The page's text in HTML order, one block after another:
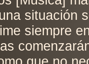
situación
siempre